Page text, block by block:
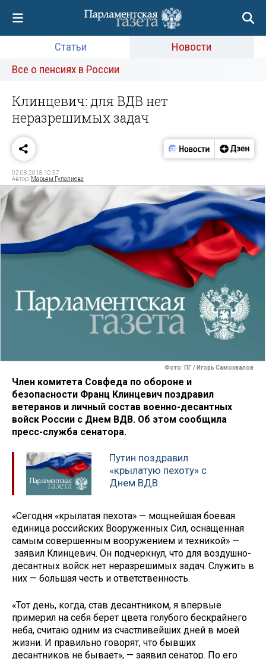
Статьи
Новости
Все о пенсиях в России
Клинцевич: для ВДВ нет
неразрешимых задач
02.08.2018 10:57
Автор: Марьям Гулалиева
Фото: ПГ / Игорь Самохвалов
Член комитета Совфеда по обороне и
безопасности Франц Клинцевич поздравил
ветеранов и личный состав военно-десантных
войск России с Днем ВДВ. Об этом сообщила
пресс-служба сенатора.
Путин поздравил
«крылатую пехоту» с
Днем ВДВ
«Сегодня «крылатая пехота» — мощнейшая боевая
единица российских Вооруженных Сил, оснащенная
самым совершенным вооружением и техникой» —
заявил Клинцевич. Он подчеркнул, что для воздушно-
десантных войск нет неразрешимых задач. Служить в
них — большая честь и ответственность.
«Тот день, когда, став десантником, я впервые
примерил на себя берет цвета голубого бескрайнего
неба, считаю одним из счастливейших дней в моей
жизни. И правильно говорят, что бывших
десантников не бывает», — заявил сенатор. По его